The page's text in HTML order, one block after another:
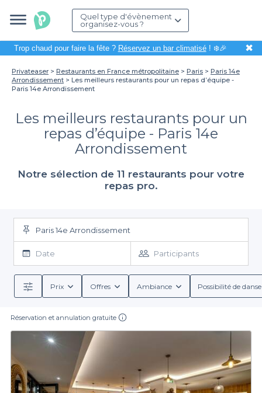
Quel type d'évènement
organisez-vous ?
Trop chaud pour faire la fête ? Réservez un bar climatisé! ❄️🎉 ✖
Privateaser Restaurants en France métropolitaine Paris
Paris 14e
Arrondissement
Les meilleurs restaurants pour un repas d’équipe -
Paris 14e Arrondissement
Les meilleurs restaurants pour un
repas d’équipe - Paris 14e
Arrondissement
Notre sélection de 11 restaurants pour votre
repas pro.
Paris 14e Arrondissement
Date Participants
Prix Offres Ambiance Possibilité de
Réservation et annulation gratuite